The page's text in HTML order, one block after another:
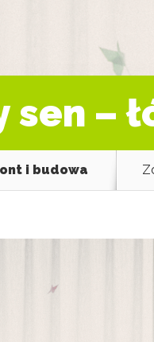
sen –
i budowa